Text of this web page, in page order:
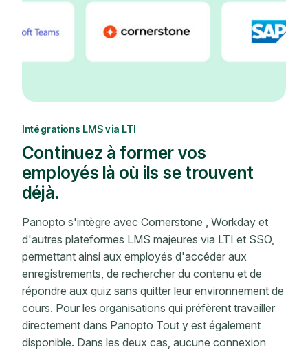
Intégrations LMS via LTI
Continuez à former vos
employés là où ils se trouvent
déjà.
Panopto s'intègre avec Cornerstone , Workday et
d'autres plateformes LMS majeures via LTI et SSO,
permettant ainsi aux employés d'accéder aux
enregistrements, de rechercher du contenu et de
répondre aux quiz sans quitter leur environnement de
cours. Pour les organisations qui préfèrent travailler
directement dans Panopto Tout y est également
disponible. Dans les deux cas, aucune connexion